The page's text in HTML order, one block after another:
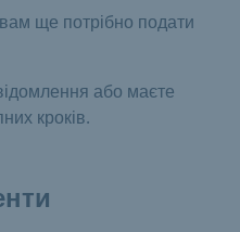
ще потрібно подати
або маєте
кроків.